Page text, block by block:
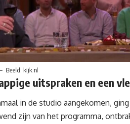
Beeld: kijk.nl
uitspraken en een
in de studio aangekomen,
zijn van het programma,